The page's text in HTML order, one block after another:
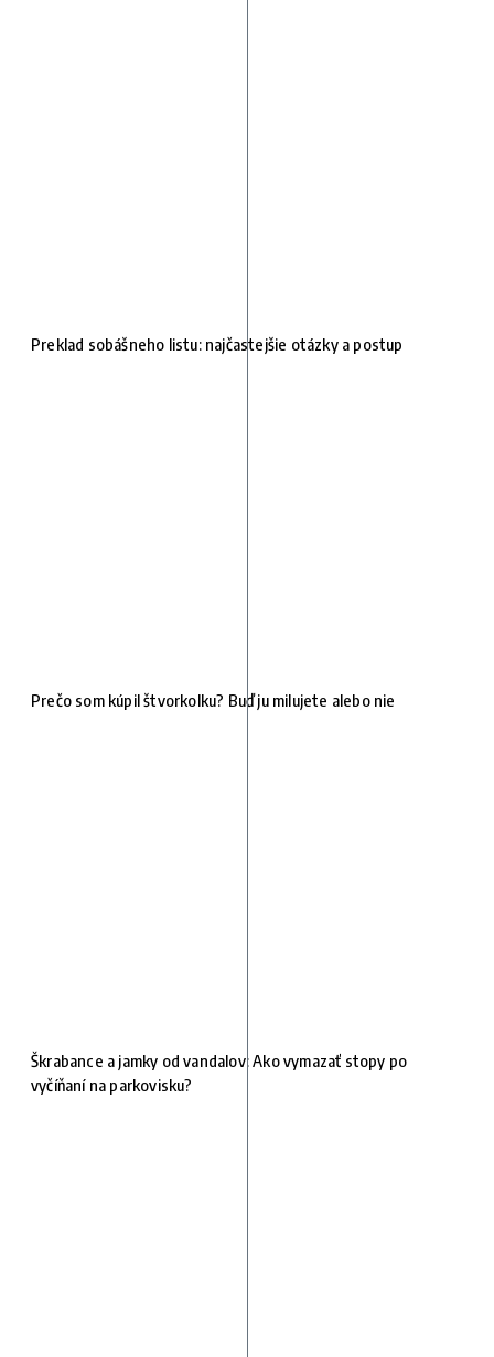
Preklad sobášneho listu: najčastejšie otázky a postup
Prečo som kúpil štvorkolku? Buď ju milujete alebo nie
Škrabance a jamky od vandalov: Ako vymazať stopy po
vyčíňaní na parkovisku?